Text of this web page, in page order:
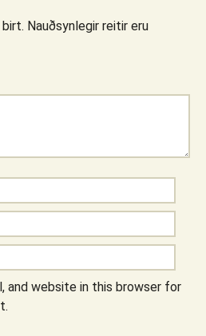
Nauðsynlegir reitir eru
and website in this browser for